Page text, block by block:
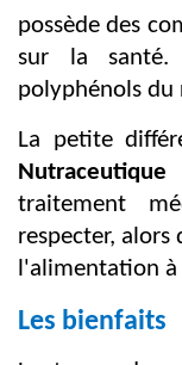
possède des
sur la santé.
polyphénols du
La petite
Nutraceutique
traitement
respecter, alors
l'alimentation
Les bienfaits